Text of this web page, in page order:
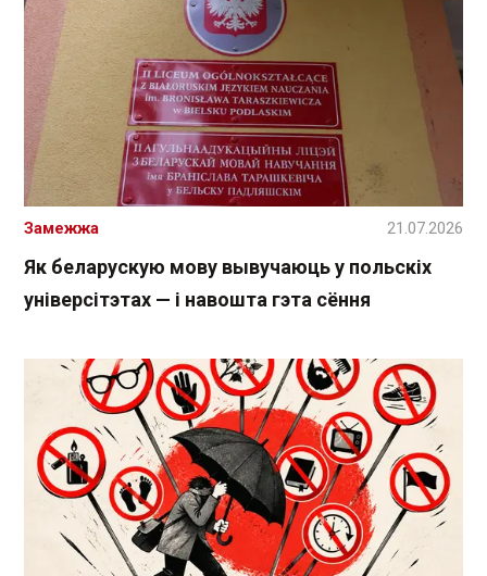
Як беларускую мову вывучаюць у польскіх
універсітэтах — і навошта гэта сёння
Замежжа 21.07.2026